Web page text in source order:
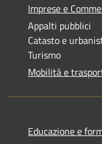
Imprese e
Appalti pubblici
Catasto e
Turismo
Mobilità e
Educazione e